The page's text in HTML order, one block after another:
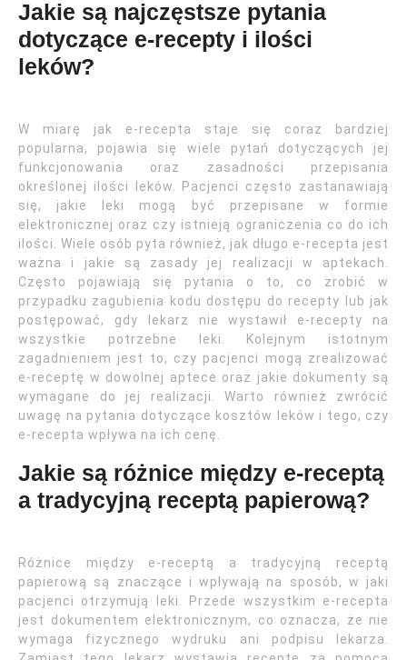
Jakie są najczęstsze pytania
dotyczące e-recepty i ilości
leków?
W miarę jak e-recepta staje się coraz bardziej
popularna, pojawia się wiele pytań dotyczących jej
funkcjonowania oraz zasadności przepisania
określonej ilości leków. Pacjenci często zastanawiają
się, jakie leki mogą być przepisane w formie
elektronicznej oraz czy istnieją ograniczenia co do ich
ilości. Wiele osób pyta również, jak długo e-recepta jest
ważna i jakie są zasady jej realizacji w aptekach.
Często pojawiają się pytania o to, co zrobić w
przypadku zagubienia kodu dostępu do recepty lub jak
postępować, gdy lekarz nie wystawił e-recepty na
wszystkie potrzebne leki. Kolejnym istotnym
zagadnieniem jest to, czy pacjenci mogą zrealizować
e-receptę w dowolnej aptece oraz jakie dokumenty są
wymagane do jej realizacji. Warto również zwrócić
uwagę na pytania dotyczące kosztów leków i tego, czy
e-recepta wpływa na ich cenę.
Jakie są różnice między e-receptą
a tradycyjną receptą papierową?
Różnice między e-receptą a tradycyjną receptą
papierową są znaczące i wpływają na sposób, w jaki
pacjenci otrzymują leki. Przede wszystkim e-recepta
jest dokumentem elektronicznym, co oznacza, że nie
wymaga fizycznego wydruku ani podpisu lekarza.